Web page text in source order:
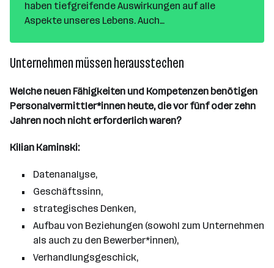
haben tiefgreifende Auswirkungen auf alle
Aspekte unseres Lebens. Auch
vereinfachen. Gleichzeitig sind sie in der Lage,
Zeit, um sich mit Unternehmensveränderungen zu
beschäftigen und darauf vorzubereiten.
Unternehmen müssen herausstechen
Welche neuen Fähigkeiten und Kompetenzen benötigen
Personalvermittler*innen heute, die vor fünf oder zehn
Jahren noch nicht erforderlich waren?
Kilian Kaminski:
Datenanalyse,
Geschäftssinn,
strategisches Denken,
Aufbau von Beziehungen (sowohl zum Unternehmen
als auch zu den Bewerber*innen),
Verhandlungsgeschick,